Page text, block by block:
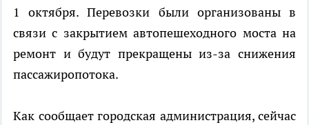
1 октября. Перевозки были организованы в
связи с закрытием автопешеходного моста на
ремонт и будут прекращены из-за снижения
пассажиропотока.
Как сообщает городская администрация, сейчас